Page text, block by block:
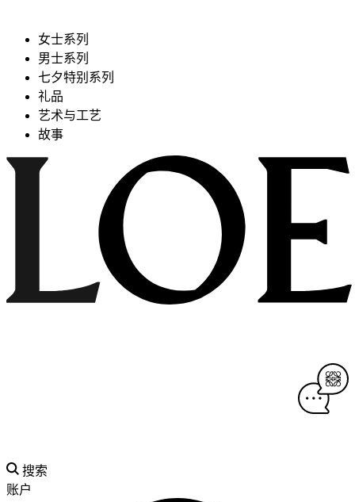
女士系列
男士系列
七夕特别系列
礼品
艺术与工艺
故事
搜索
账户